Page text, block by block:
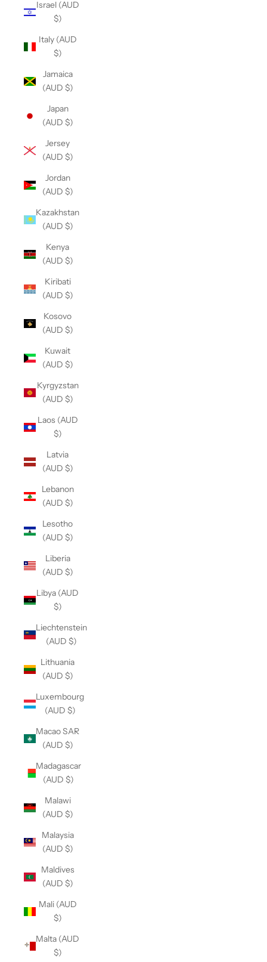
Israel (AUD
$)
Italy (AUD
$)
Jamaica
(AUD $)
Japan
(AUD $)
Jersey
(AUD $)
Jordan
(AUD $)
Kazakhstan
(AUD $)
Kenya
(AUD $)
Kiribati
(AUD $)
Kosovo
(AUD $)
Kuwait
(AUD $)
Kyrgyzstan
(AUD $)
Laos (AUD
$)
Latvia
(AUD $)
Lebanon
(AUD $)
Lesotho
(AUD $)
Liberia
(AUD $)
Libya (AUD
$)
Liechtenstein
(AUD $)
Lithuania
(AUD $)
Luxembourg
(AUD $)
Macao SAR
(AUD $)
Madagascar
(AUD $)
Malawi
(AUD $)
Malaysia
(AUD $)
Maldives
(AUD $)
Mali (AUD
$)
Malta (AUD
$)